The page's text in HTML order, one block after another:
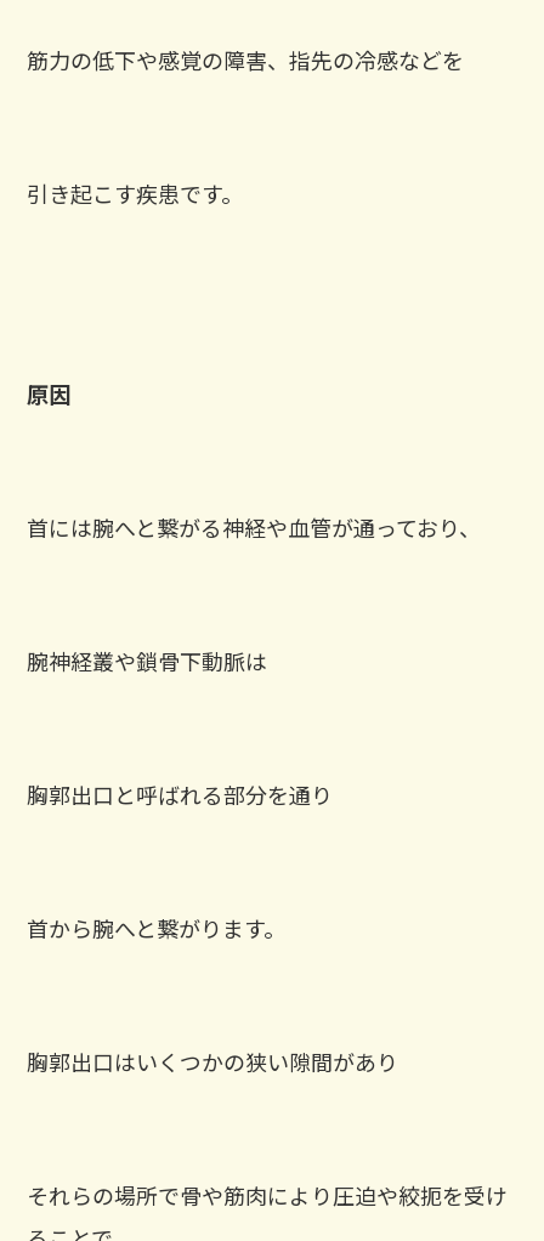
筋力の低下や感覚の障害、指先の冷感などを
引き起こす疾患です。
原因
首には腕へと繋がる神経や血管が通っており、
腕神経叢や鎖骨下動脈は
胸郭出口と呼ばれる部分を通り
首から腕へと繋がります。
胸郭出口はいくつかの狭い隙間があり
それらの場所で骨や筋肉により圧迫や絞扼を受け